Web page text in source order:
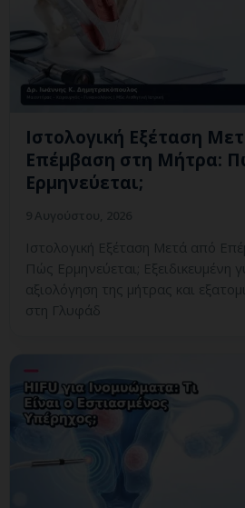
Ιστολογική Εξέταση
Επέμβαση στη Μήτρα:
Ερμηνεύεται;
Ιστολογική Εξέταση Μετά από
Πώς Ερμηνεύεται; Εξειδικευμένη
αξιολόγηση της μήτρας και
στη Γλυφάδ